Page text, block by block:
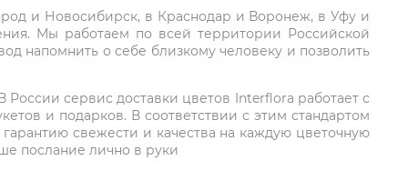
и Новосибирск, в Краснодар и Воронеж, в Уфу и
Мы работаем по всей территории Российской
напомнить о себе близкому человеку и позволить
сервис доставки цветов Interflora работает с
и подарков. В соответствии с этим стандартом
свежести и качества на каждую цветочную
послание лично в руки